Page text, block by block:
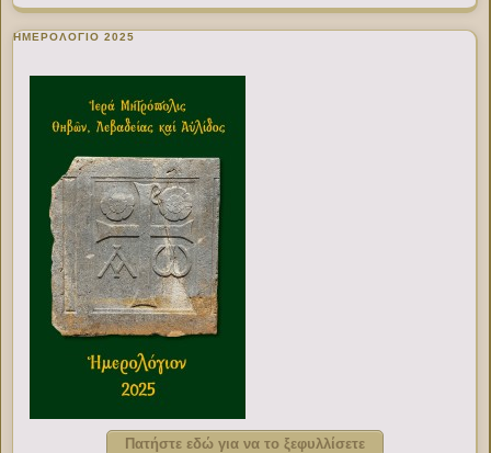
ΗΜΕΡΟΛΟΓΙΟ 2025
Πατήστε εδώ για να το ξεφυλλίσετε